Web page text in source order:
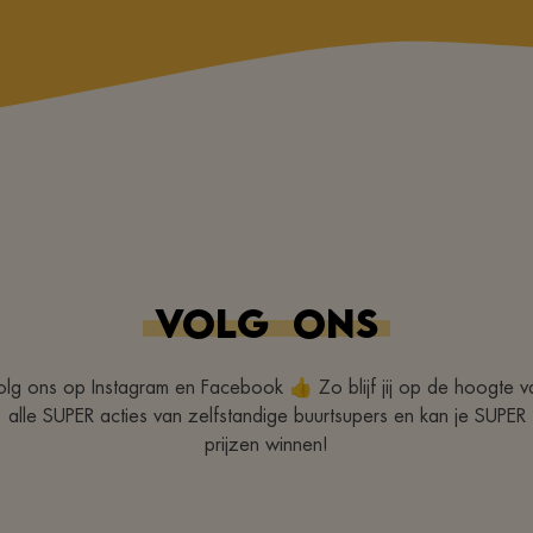
VOLG ONS
ons op Instagram en Facebook 👍 Zo blijf jij op de hoogte
alle SUPER acties van zelfstandige buurtsupers en kan je SUPER
prijzen winnen!